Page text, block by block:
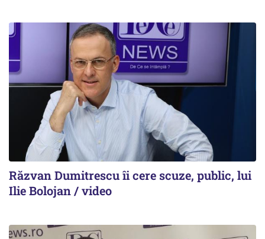
Răzvan Dumitrescu îi cere scuze, public, lui
Ilie Bolojan / video